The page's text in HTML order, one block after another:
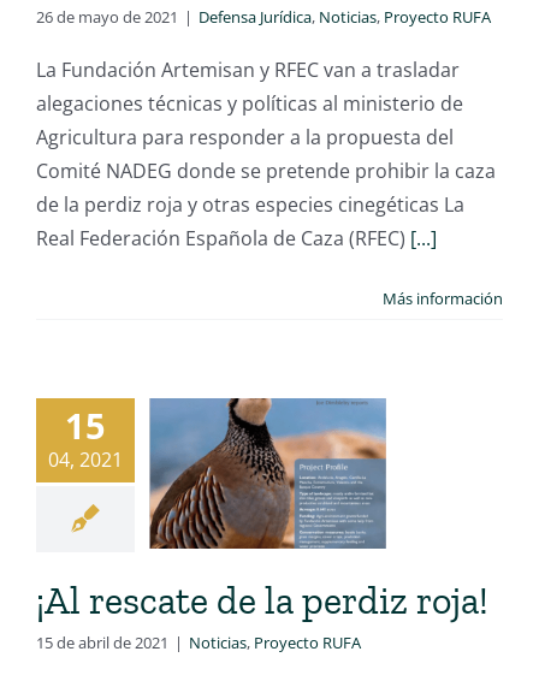
26 de mayo de 2021 | Defensa Jurídica, Noticias, Proyecto RUFA
La Fundación Artemisan y RFEC van a trasladar
alegaciones técnicas y políticas al ministerio de
Agricultura para responder a la propuesta del
Comité NADEG donde se pretende prohibir la caza
de la perdiz roja y otras especies cinegéticas La
Real Federación Española de Caza (RFEC) [...]
Más información
15
04, 2021
¡Al rescate de la perdiz roja!
15 de abril de 2021 | Noticias, Proyecto RUFA